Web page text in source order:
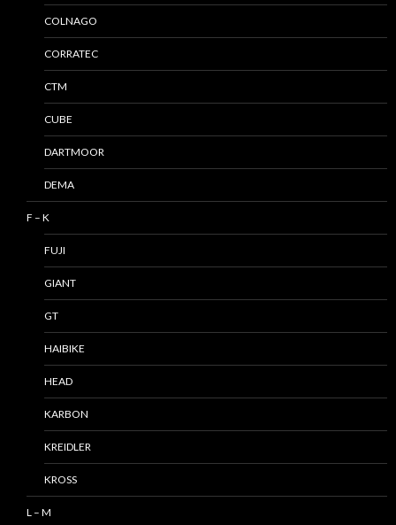
COLNAGO
CORRATEC
CTM
CUBE
DARTMOOR
DEMA
F – K
FUJI
GIANT
GT
HAIBIKE
HEAD
KARBON
KREIDLER
KROSS
L – M